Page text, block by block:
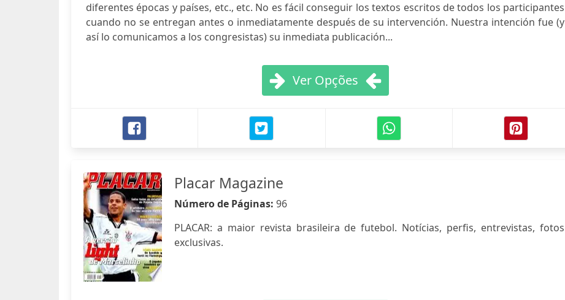
diferentes épocas y países, etc., etc. No es fácil conseguir los textos escritos de todos los participantes
cuando no se entregan antes o inmediatamente después de su intervención. Nuestra intención fue (y
así lo comunicamos a los congresistas) su inmediata publicación...
Ver Opções
Placar Magazine
Número de Páginas: 96
PLACAR: a maior revista brasileira de futebol. Notícias, perfis, entrevistas, fotos
exclusivas.